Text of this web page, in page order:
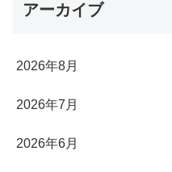
アーカイブ
2026年8月
2026年7月
2026年6月